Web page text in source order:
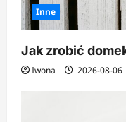
Inne
Jak zrobić
Iwona 2026-08-06